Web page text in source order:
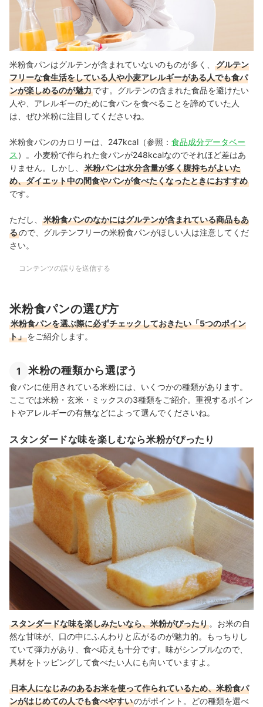
米粉食パンはグルテンが含まれていないのものが多く、
グルテン
フリーな食生活をしている人や小麦アレルギーがある人でも食パ
ンが楽しめるのが魅力です。グルテンの含まれた食品を避けたい
人や、アレルギーのために食パンを食べることを諦めていた人
は、ぜひ米粉に注目してくださいね。
米粉食パンのカロリーは、247kcal（参照： 食品成分データベー
ス ）。小麦粉で作られた食パンが248kcalなのでそれほど差はあ
りません。しかし、
米粉パンは水分含量が多く腹持ちがよいた
め、ダイエット中の間食やパンが食べたくなったときにおすすめ
です。
ただし、
米粉食パンのなかにはグルテンが含まれている商品もあ
るので、グルテンフリーの米粉食パンがほしい人は注意してくだ
さい。
コンテンツの誤りを送信する
米粉食パンの選び方
米粉食パンを選ぶ際に必ずチェックしておきたい「5つのポイン
ト」をご紹介します。
1 米粉の種類から選ぼう
食パンに使用されている米粉には、いくつかの種類があります。
ここでは米粉・玄米・ミックスの3種類をご紹介。重視するポイン
トやアレルギーの有無などによって選んでくださいね。
スタンダードな味を楽しむなら米粉がぴったり
出典：wagome.net
スタンダードな味を楽しみたいなら、米粉がぴったり 。お米の自
然な甘味が、口の中にふんわりと広がるのが魅力的。もっちりし
ていて弾力があり、食べ応えも十分です。味がシンプルなので、
具材をトッピングして食べたい人にも向いていますよ。
日本人になじみのあるお米を使って作られているため、米粉食パ
ンがはじめての人でも食べやすいのがポイント。どの種類を選べ